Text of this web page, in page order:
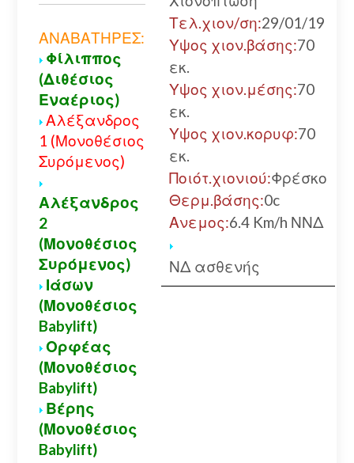
ΑΝΑΒΑΤΗΡΕΣ:
Φίλιππος
(Διθέσιος
Εναέριος)
Αλέξανδρος
1 (Μονοθέσιος
Συρόμενος)
Αλέξανδρος
2
(Μονοθέσιος
Συρόμενος)
Ιάσων
(Μονοθέσιος
Babylift)
Ορφέας
(Μονοθέσιος
Babylift)
Βέρης
(Μονοθέσιος
Babylift)
Τελ.χιον/ση:29/01/19
Υψος χιον.βάσης:70
εκ.
Υψος χιον.μέσης:70
εκ.
Υψος χιον.κορυφ:70
εκ.
Ποιότ.χιονιού:Φρέσκο
Θερμ.βάσης:0c
Ανεμος:6.4 Km/h ΝΝΔ
ΝΔ ασθενής